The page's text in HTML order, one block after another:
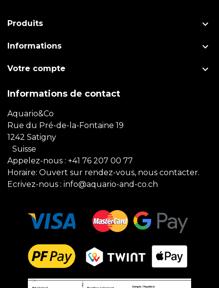
Produits 
Informations 
Votre compte 
Informations de contact
Aquario&Co
Rue du Pré-de-la-Fontaine 19
1242 Satigny
Suisse
Appelez-nous : +41 76 207 00 77
Horaire: Ouvert sur rendez-vous, nous contacter.
Ecrivez-nous : info@aquario-and-co.ch